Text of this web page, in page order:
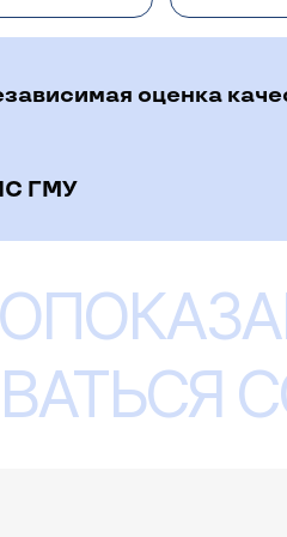
как вариант
необходимо
(для этого доктору,
пожалуйста
уровня креатинина крови
препарата. Выполнить в
организма") нужно
оценка
ГМУ